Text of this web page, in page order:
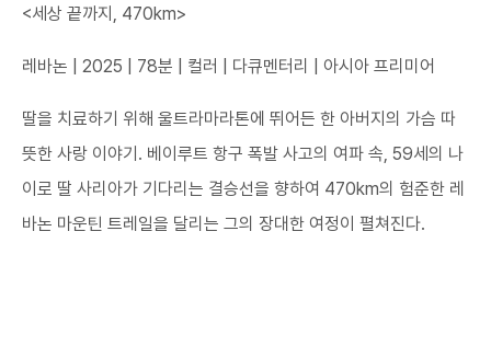
<세상 끝까지, 470km>
레바논 | 2025 | 78분 | 컬러 | 다큐멘터리 | 아시아 프리미어
딸을 치료하기 위해 울트라마라톤에 뛰어든 한 아버지의 가슴 따
뜻한 사랑 이야기. 베이루트 항구 폭발 사고의 여파 속, 59세의 나
이로 딸 사리아가 기다리는 결승선을 향하여 470km의 험준한 레
바논 마운틴 트레일을 달리는 그의 장대한 여정이 펼쳐진다.​